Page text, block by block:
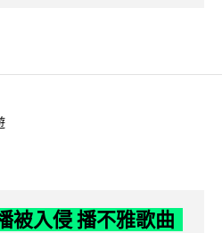
被入侵 播不雅歌曲